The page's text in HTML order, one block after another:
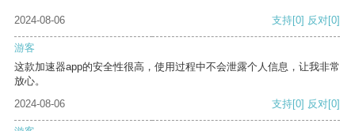
2024-08-06 支持[0] 反对[0]
游客
这款加速器app的安全性很高，使用过程中不会泄露个人信息，让我非常
放心。
2024-08-06
支持[0] 反对[0]